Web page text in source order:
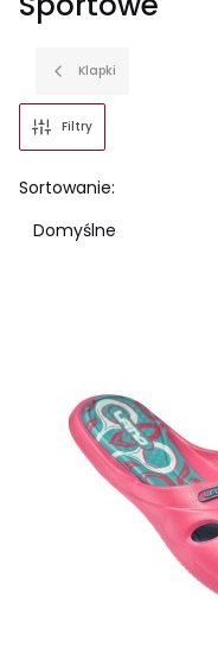
Klapki
Filtry
Lista produktów
Sortowanie:
Domyślne